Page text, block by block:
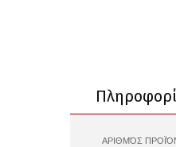
ΑΡΙΘΜΌΣ